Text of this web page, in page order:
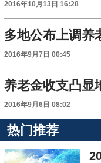
2016年10月13日 16:28
多地公布上调养
2016年9月7日 00:45
2016年9月6日 08:02
热门推荐